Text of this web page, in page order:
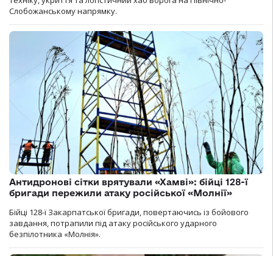
Слобожанському напрямку.
Антидронові сітки врятували «Хамві»: бійці 128-ї
бригади пережили атаку російської «Молнії»
Бійці 128-ї Закарпатської бригади, повертаючись із бойового
завдання, потрапили під атаку російського ударного
безпілотника «Молнія».